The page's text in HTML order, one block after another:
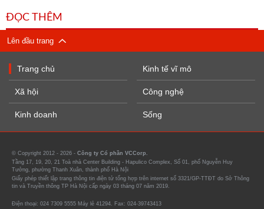
ĐỌC THÊM
Lên đầu trang
Trang chủ
Xã hội
Kinh doanh
Kinh tế vĩ mô
Công nghệ
Sống
© Copyright 2012 - 2026 - Công ty Cổ phần VCCorp.
Tầng 17, 19, 20, 21 Toà nhà Center Building - Hapulico Complex, Số 01, phố Nguyễn Huy
Tưởng, phường Thanh Xuân, thành phố Hà Nội
Giấy phép thiết lập trang thông tin điện tử tổng hợp trên internet số 3321/GP-TTĐT do Sở Thông
tin và Truyền thông TP Hà Nội cấp ngày 03 tháng 07 năm 2019.
Điện thoại: 024 7309 5555 Máy lẻ 41294. Fax: 024-39743413